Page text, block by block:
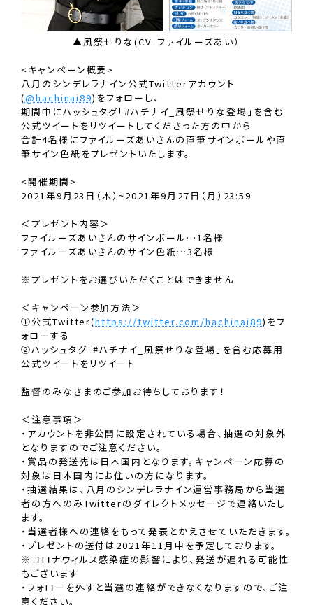
▲風祭せりな(CV. ファイルーズあい）
<キャンペーン概要>
八月のシンデレラナイン公式Twitterアカウント
(@hachinai89)をフォローし、
期間中にハッシュタグ「#ハチナイ_風祭せりな登場」を含む
公式ツイートをリツイートしてくださった方の中から
合計4名様にファイルーズあいさんの直筆サインボールや直
筆サイン色紙をプレゼントいたします。
<開催期間>
2021年9月23日（木）~2021年9月27日（月）23:59
＜プレゼント内容＞
ファイルーズあいさんのサインボール…1名様
ファイルーズあいさんのサイン色紙…3名様
※プレゼントをお選びいただくことはできません
＜キャンペーン参加方法＞
①公式Twitter(https://twitter.com/hachinai89)をフ
ォローする
②ハッシュタグ「#ハチナイ_風祭せりな登場」を含む応募用
公式ツイートをリツイート
監督のみなさまのご参加お待ちしております！
＜注意事項＞
・アカウントを非公開に設定されている場合、抽選の対象外
となりますのでご注意ください。
・賞品の発送先は日本国内となります。キャンペーン応募の
対象は日本国内にお住いの方になります。
・抽選結果は、八月のシンデレラナイン運営事務局から当選
者の方へのみTwitterのダイレクトメッセージで連絡いたし
ます。
・当選者様への連絡をもって発表とかえさせていただきます。
・プレゼントの送付は2021年11月中を予定しております。
※コロナウィルス感染症の影響により、発送が遅れる可能性
もございます
・フォローを外すと当選の連絡ができなくなりますので、ご注
意ください。